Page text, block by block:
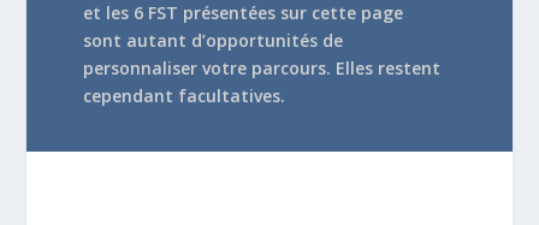
et les 6 FST présentées sur cette page
sont autant d’opportunités de
personnaliser votre parcours. Elles restent
cependant facultatives.